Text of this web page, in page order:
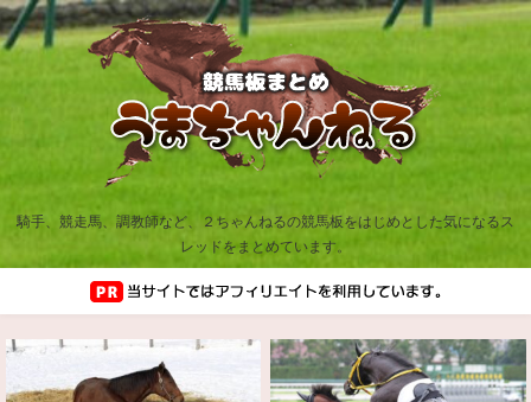
騎手、競走馬、調教師など、２ちゃんねるの競馬板をはじめとした気になるス
レッドをまとめています。